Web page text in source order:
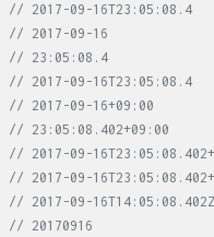
// 2017-09-16T23:05:08.4
// 2017-09-16
// 23:05:08.4
// 2017-09-16T23:05:08.4
// 2017-09-16+09:00
// 23:05:08.402+09:00
// 2017-09-
// 2017-09-
// 2017-09-16T14:05:08.402Z
// 20170916